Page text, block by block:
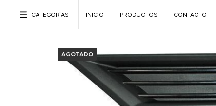
CATEGORÍAS INICIO PRODUCTOS CONTACTO
AGOTADO